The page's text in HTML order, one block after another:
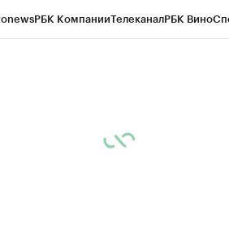
РБК КомпанииТелеканалРБК Вино